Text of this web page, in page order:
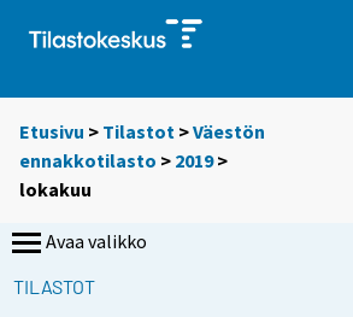
Etusivu > Tilastot >Väestön
ennakkotilasto > 2019>
lokakuu
Avaa valikko
TILASTOT